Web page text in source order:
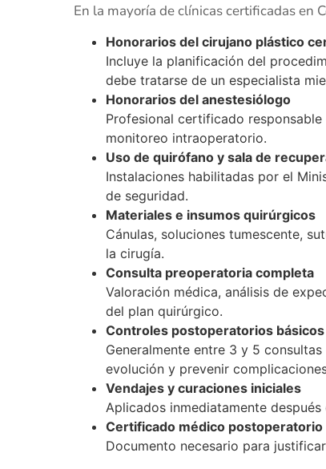
En la mayoría de clínicas certificadas en
Honorarios del cirujano plástico
Incluye la planificación del
debe tratarse de un especialista
Honorarios del anestesiólogo
Profesional certificado
monitoreo intraoperatorio.
Uso de quirófano y sala de
Instalaciones habilitadas por el
de seguridad.
Materiales e insumos quirúrgicos
Cánulas, soluciones tumescente,
la cirugía.
Consulta preoperatoria completa
Valoración médica, análisis de
del plan quirúrgico.
Controles postoperatorios básicos
Generalmente entre 3 y 5
evolución y prevenir
Vendajes y curaciones iniciales
Aplicados inmediatamente
Certificado médico postoperatorio
Documento necesario para